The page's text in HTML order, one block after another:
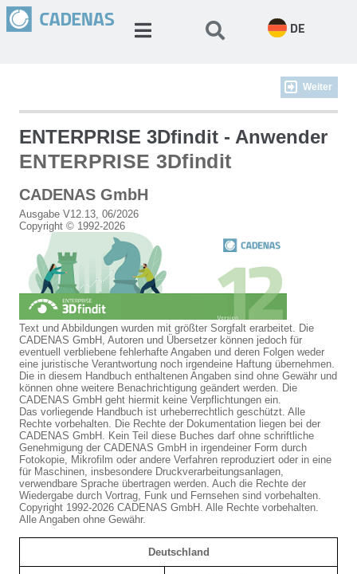
DE
Weiter
ENTERPRISE 3Dfindit - Anwender
ENTERPRISE 3Dfindit
CADENAS GmbH
Ausgabe V12.13, 06/2026
Copyright © 1992-2026
Text und Abbildungen wurden mit größter Sorgfalt erarbeitet. Die
CADENAS GmbH, Autoren und Übersetzer können jedoch für
eventuell verbliebene fehlerhafte Angaben und deren Folgen weder
eine juristische Verantwortung noch irgendeine Haftung übernehmen.
Die in diesem Handbuch enthaltenen Angaben sind ohne Gewähr und
können ohne weitere Benachrichtigung geändert werden. Die
CADENAS GmbH geht hiermit keine Verpflichtungen ein.
Das vorliegende Handbuch ist urheberrechtlich geschützt. Alle
Rechte vorbehalten. Die Rechte der Dokumentation liegen bei der
CADENAS GmbH. Kein Teil diese Buches darf ohne schriftliche
Genehmigung der CADENAS GmbH in irgendeiner Form durch
Fotokopie, Mikrofilm oder andere Verfahren reproduziert oder in eine
für Maschinen, insbesondere Druckverarbeitungsanlagen,
verwendbare Sprache übertragen werden. Auch die Rechte der
Wiedergabe durch Vortrag, Funk und Fernsehen sind vorbehalten.
Copyright 1992-2026 CADENAS GmbH. Alle Rechte vorbehalten.
Alle Angaben ohne Gewähr.
Deutschland